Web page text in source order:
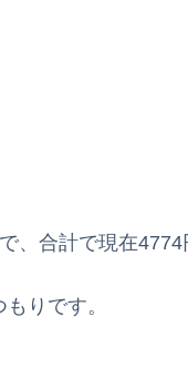
、合計で現在4774
りです。